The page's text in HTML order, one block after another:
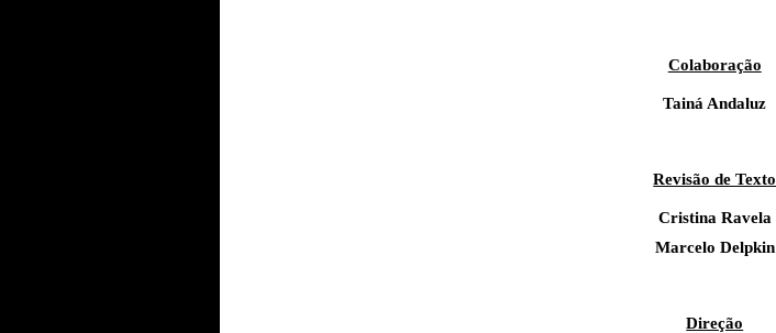
Colaboração
Tainá Andaluz
Revisão de Texto
Cristina Ravela
Marcelo Delpkin
Direção